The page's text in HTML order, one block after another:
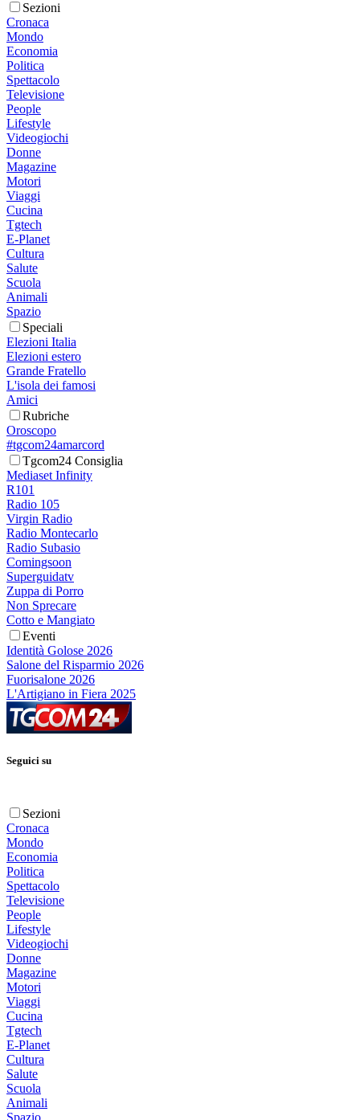
Sezioni
Cronaca
Mondo
Economia
Politica
Spettacolo
Televisione
People
Lifestyle
Videogiochi
Donne
Magazine
Motori
Viaggi
Cucina
Tgtech
E-Planet
Cultura
Salute
Scuola
Animali
Spazio
Speciali
Elezioni Italia
Elezioni estero
Grande Fratello
L'isola dei famosi
Amici
Rubriche
Oroscopo
#tgcom24amarcord
Tgcom24 Consiglia
Mediaset Infinity
R101
Radio 105
Virgin Radio
Radio Montecarlo
Radio Subasio
Comingsoon
Superguidatv
Zuppa di Porro
Non Sprecare
Cotto e Mangiato
Eventi
Identità Golose 2026
Salone del Risparmio 2026
Fuorisalone 2026
L'Artigiano in Fiera 2025
Seguici su
Sezioni
Cronaca
Mondo
Economia
Politica
Spettacolo
Televisione
People
Lifestyle
Videogiochi
Donne
Magazine
Motori
Viaggi
Cucina
Tgtech
E-Planet
Cultura
Salute
Scuola
Animali
Spazio